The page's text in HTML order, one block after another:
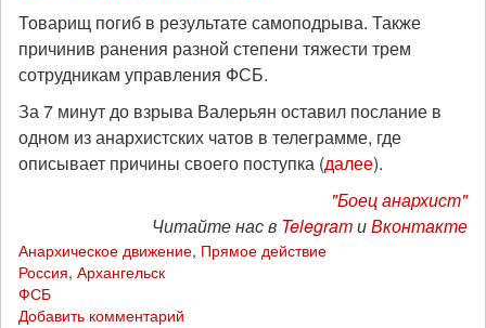
Товарищ погиб в результате самоподрыва. Также
причинив ранения разной степени тяжести трем
сотрудникам управления ФСБ.
За 7 минут до взрыва Валерьян оставил послание в
одном из анархистских чатов в телеграмме, где
описывает причины своего поступка (далее).
"Боец анархист"
Читайте нас в TelegramиВконтакте
Анархическое движение, Прямое действие
Россия, Архангельск
ФСБ
Добавить комментарий